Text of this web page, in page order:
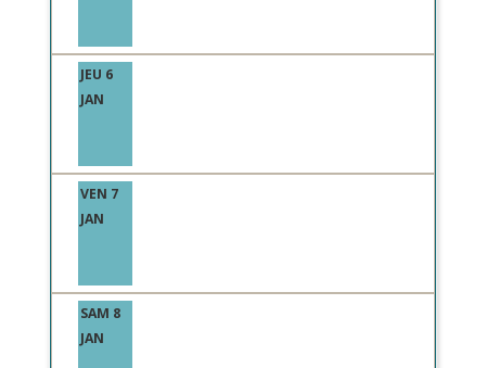
JEU 6
JAN
VEN 7
JAN
SAM 8
JAN